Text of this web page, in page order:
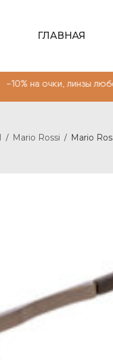
ГЛАВНАЯ
любой
/ Mario Rossi / Mario